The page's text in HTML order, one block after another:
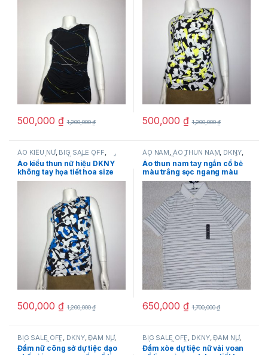
500,000 ₫ 1,200,000₫ 500,000 ₫ 1,200,000₫
ÁO KIỂU NỮ, BIG SALE OFF,
DKNY , HÀNG MỚI VỀ, SẢN PHẨM
KHUYẾN MÃI, THỜI TRANG NỮ
Áo kiểu thun nữ hiệu DKNY
không tay họa tiết hoa size
XS, S
500,000 ₫ 1,200,000₫
ÁO NAM, ÁO THUN NAM, DKNY,
HÀNG MỚI VỀ NEW SẢN PHẨM
KHUYẾN MÃI,THỜI TRANG NAM
Áo thun nam tay ngắn cổ bẻ
màu trắng sọc ngang màu
đen hiệu DKNY size S hàng
mỹ chính hãng
650,000 ₫ 1,700,000₫
BIG SALE OFF DKNY,ĐẦM NỮ,
HÀNG MỚI VỀ , NEW , SẢN PHẨM
KHUYẾN MÃI,THỜI TRANG NỮ
Đầm nữ công sở dự tiệc dạo
BIG SALE OFF DKNY,ĐẦM NỮ,
HÀNG MỚI VỀ,NEW ,SẢN PHẨM
KHUYẾN MÃI,THỜI TRANG NỮ
Đầm xòe dự tiệc nữ vải voan